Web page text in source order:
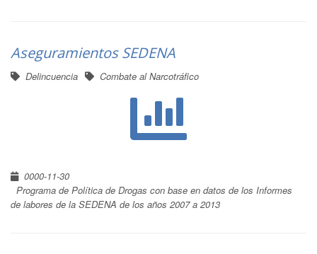
Aseguramientos SEDENA
Delincuencia Combate al Narcotráfico
0000-11-30
Programa de Política de Drogas con base en datos de los Informes
de labores de la SEDENA de los años 2007 a 2013